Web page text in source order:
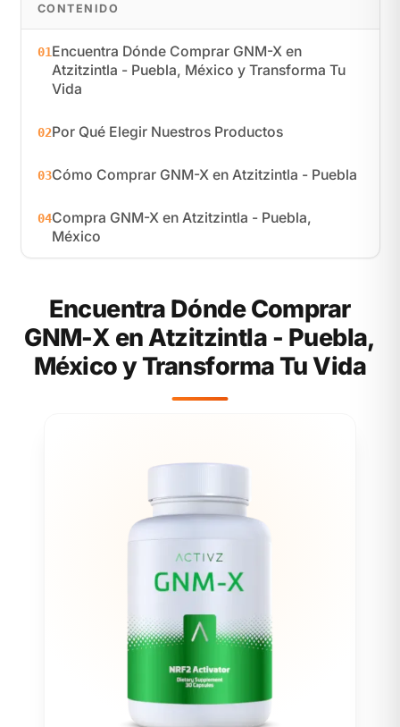
CONTENIDO
01Encuentra Dónde Comprar GNM-X en
Atzitzintla - Puebla, México y Transforma Tu
Vida
02Por Qué Elegir Nuestros Productos
03Cómo Comprar GNM-X en Atzitzintla - Puebla
04Compra GNM-X en Atzitzintla - Puebla,
México
Encuentra Dónde Comprar
GNM-X en Atzitzintla - Puebla,
México y Transforma Tu Vida